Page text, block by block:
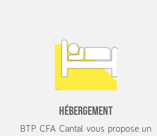
Hébergement
BTP CFA Cantal vous propose un